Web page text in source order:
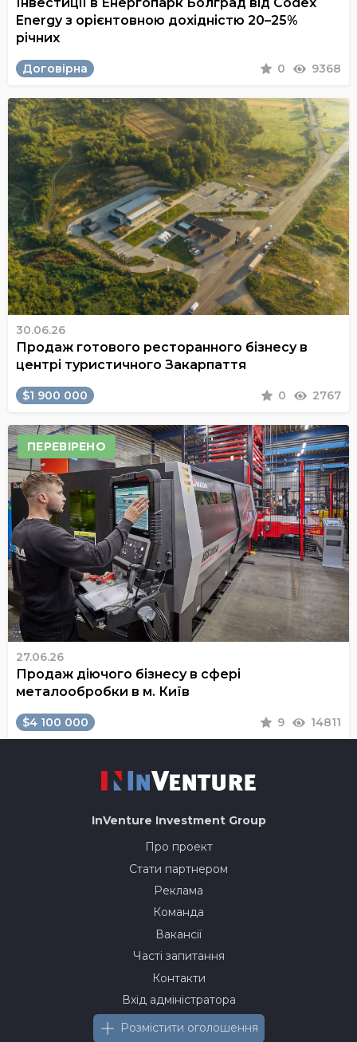
Energy з орієнтовною дохідністю 20–25%
річних
Договірна 0 9368
30.06.26
Продаж готового ресторанного бізнесу в
центрі туристичного Закарпаття
$1 900 000 0 2767
ПЕРЕВІРЕНО
27.06.26
Продаж діючого бізнесу в сфері
металообробки в м. Київ
$4 100 000 9 14811
InVenture Investment Group
Про проект
Стати партнером
Реклама
Команда
Вакансії
Часті запитання
Контакти
Вхід адміністратора
Розмістити оголошення